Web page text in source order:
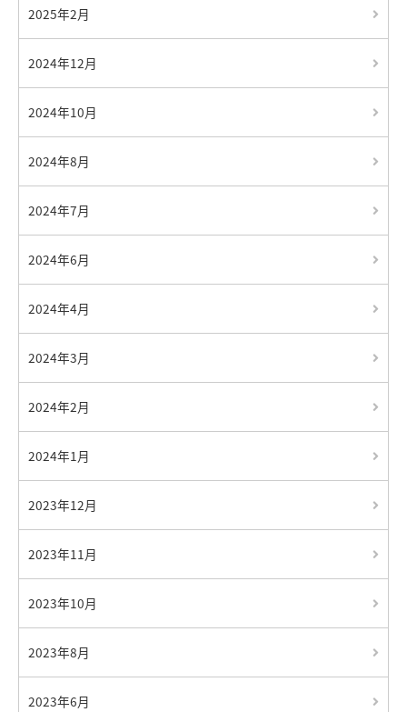
2025年2月
2024年12月
2024年10月
2024年8月
2024年7月
2024年6月
2024年4月
2024年3月
2024年2月
2024年1月
2023年12月
2023年11月
2023年10月
2023年8月
2023年6月